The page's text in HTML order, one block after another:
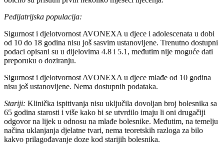
Pedijatrijska populacija:
Sigurnost i djelotvornost AVONEXA u djece i adolescenata u dobi
od 10 do 18 godina nisu još sasvim ustanovljene. Trenutno dostupni
podaci opisani su u dijelovima 4.8 i 5.1, međutim nije moguće dati
preporuku o doziranju.
Sigurnost i djelotvornost AVONEXA u djece mlađe od 10 godina
nisu još ustanovljene. Nema dostupnih podataka.
Stariji: Klinička ispitivanja nisu uključila dovoljan broj bolesnika sa
65 godina starosti i više kako bi se utvrdilo imaju li oni drugačiji
odgovor na lijek u odnosu na mlađe bolesnike. Međutim, na temelju
načina uklanjanja djelatne tvari, nema teoretskih razloga za bilo
kakvo prilagođavanje doze kod starijih bolesnika.